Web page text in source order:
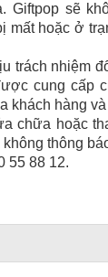
Giftpop sẽ
mất hoặc ở
trách nhiệm
cung cấp
khách hàng
chữa hoặc
thông
55 88 12.